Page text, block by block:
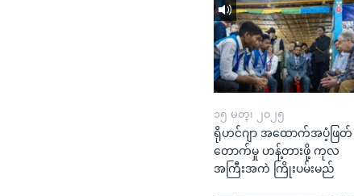
၁၅ မတ္၊ ၂၀၂၅
ရိုဟင်ဂျာ အထောက်အပံ့ဖြတ်
တောက်မှု ဟန့်တားဖို့ ကုလ
အကြီးအကဲ ကြိုးပမ်းမည်